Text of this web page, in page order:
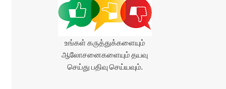
உங்கள் கருத்துக்களையும்
ஆலோசனைகளையும் தயவு
செய்து பதிவு செய்யவும்.